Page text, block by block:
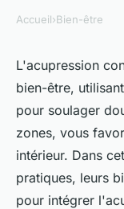
Tout
pour
Jules•27 avril 2025
Accueil›Bien-être
L'acupression
bien-être,
pour soulager
zones, vous
intérieur. Dans
pratiques, leurs
pour intégrer